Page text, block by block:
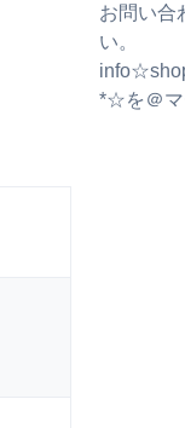
お問い合
い。
*☆を＠マ